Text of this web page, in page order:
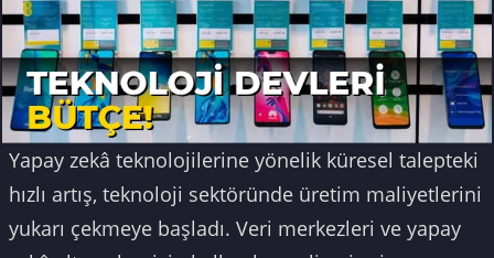
Yapay zekâ teknolojilerine yönelik küresel talepteki
hızlı artış, teknoloji sektöründe üretim maliyetlerini
yukarı çekmeye başladı. Veri merkezleri ve yapay